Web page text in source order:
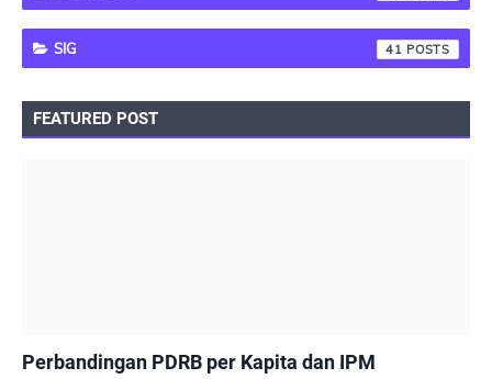
SIG 41
FEATURED POST
Perbandingan PDRB per Kapita dan IPM